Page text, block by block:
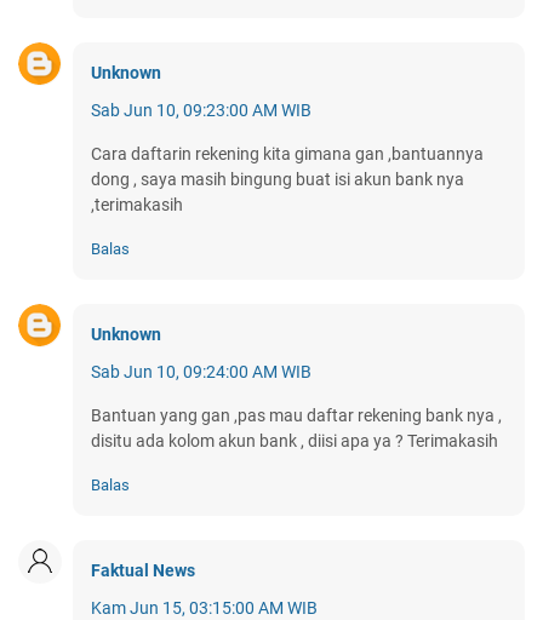
Unknown
Sab Jun 10, 09:23:00 AM WIB
Cara daftarin rekening kita gimana gan ,bantuannya
dong , saya masih bingung buat isi akun bank nya
,terimakasih
Balas
Unknown
Sab Jun 10, 09:24:00 AM WIB
Bantuan yang gan ,pas mau daftar rekening bank nya ,
disitu ada kolom akun bank , diisi apa ya ? Terimakasih
Balas
Faktual News
Kam Jun 15, 03:15:00 AM WIB